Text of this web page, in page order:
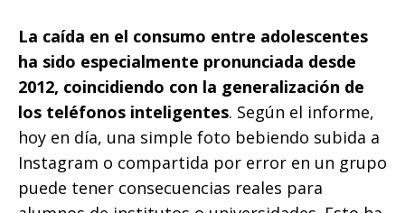
La caída en el consumo entre adolescentes
ha sido especialmente pronunciada desde
2012, coincidiendo con la generalización de
los teléfonos inteligentes. Según el informe,
hoy en día, una simple foto bebiendo subida a
Instagram o compartida por error en un grupo
puede tener consecuencias reales para